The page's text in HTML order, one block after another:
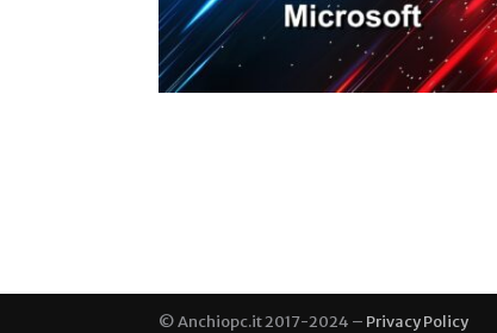
© Anchiopc.it 2017-2024 – Privacy Policy